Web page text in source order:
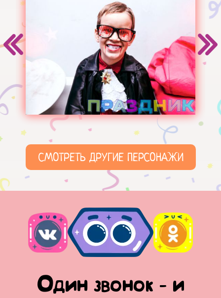
СМОТРЕТЬ ДРУГИЕ ПЕРСОНАЖИ
Один звонок - и